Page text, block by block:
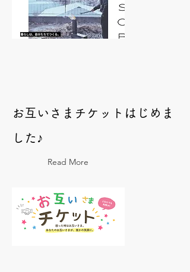
お互いさまチケットはじめま
した♪
Read More